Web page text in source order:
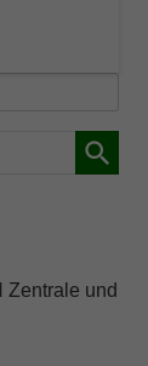
Zentrale und